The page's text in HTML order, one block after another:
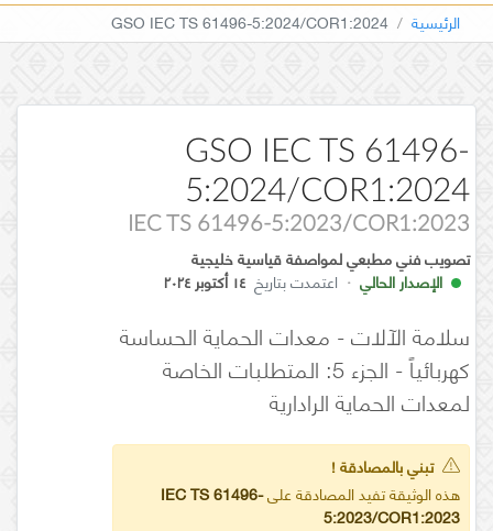
الرئيسية GSO IEC TS 61496-5:2024/COR1:2024
GSO IEC TS 61496-
5:2024/COR1:2024
IEC TS 61496-5:2023/COR1:2023
تصويب فني مطبعي لمواصفة قياسية خليجية
الإصدار الحالي · اعتمدت بتاريخ ١٤ أكتوبر ٢٠٢٤
سلامة الآلات - معدات الحماية الحساسة
كهربائياً - الجزء 5: المتطلبات الخاصة
لمعدات الحماية الرادارية
تبني بالمصادقة !
هذه الوثيقة تفيد المصادقة علىIEC TS 61496-
5:2023/COR1:2023